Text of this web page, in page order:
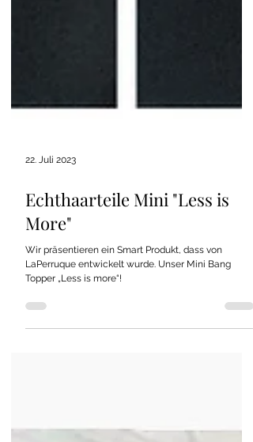
22. Juli 2023
Echthaarteile Mini "Less is
More"
Wir präsentieren ein Smart Produkt, dass von
Topper „Less is more“!